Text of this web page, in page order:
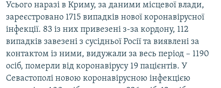
Усього наразі в Криму, за даними місцевої влади,
зареєстровано 1715 випадків нової коронавірусної
інфекції. 83 із них привезені з-за кордону, 112
випадків завезені з сусідньої Росії та виявлені за
контактом із ними, видужали за весь період – 1190
осіб, померли від коронавірусу 19 пацієнтів. У
Севастополі новою коронавірусною інфекцією